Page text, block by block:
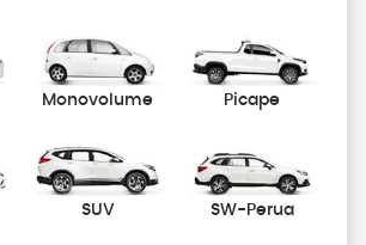
Monovolume Picape
SUV SW-Perua